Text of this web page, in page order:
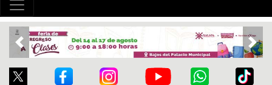
Previous